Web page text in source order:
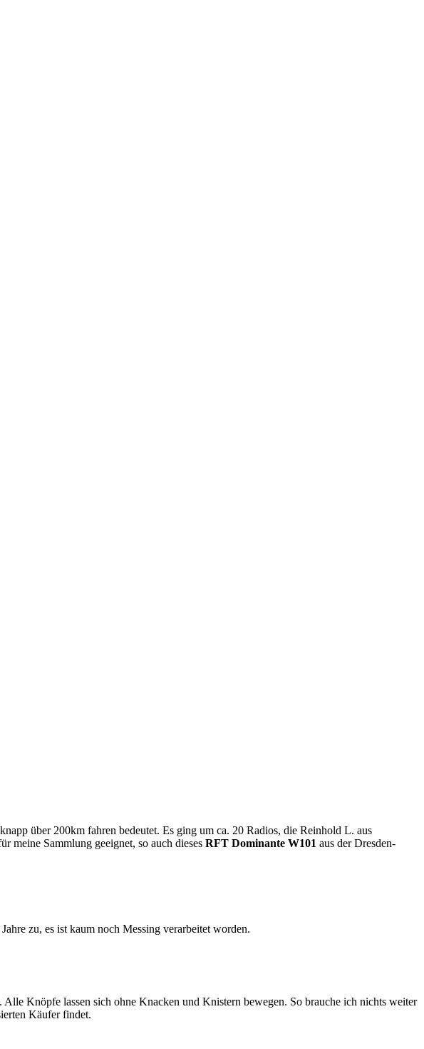
über 200km fahren bedeutet. Es ging um ca. 20 Radios, die Reinhold L. aus
meine Sammlung geeignet, so auch dieses RFT Dominante W101 aus der Dresden-
zu, es ist kaum noch Messing verarbeitet worden.
Knöpfe lassen sich ohne Knacken und Knistern bewegen. So brauche ich nichts weiter
Käufer findet.